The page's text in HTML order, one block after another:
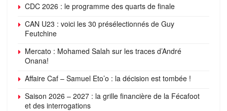
CDC 2026 : le programme des quarts de finale
CAN U23 : voici les 30 présélectionnés de Guy
Feutchine
Mercato : Mohamed Salah sur les traces d’André
Onana!
Affaire Caf – Samuel Eto’o : la décision est tombée !
Saison 2026 – 2027 : la grille financière de la Fécafoot
et des interrogations